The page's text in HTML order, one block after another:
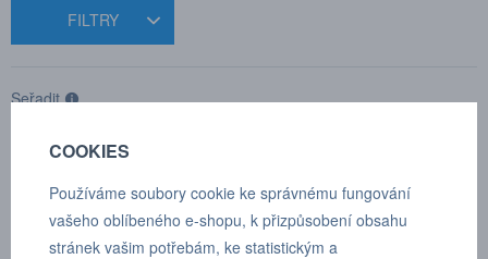
FILTRY
Seřadit
COOKIES
Používáme soubory cookie ke správnému fungování
vašeho oblíbeného e-shopu, k přizpůsobení obsahu
stránek vašim potřebám, ke statistickým a